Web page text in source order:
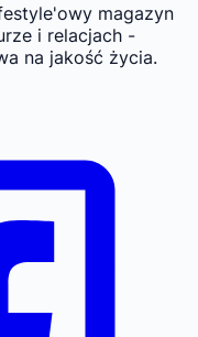
magazyn
i relacjach -
na jakość życia.